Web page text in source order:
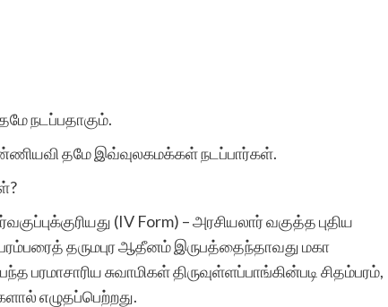
நடப்பதாகும்.
தமே இவ்வுலகமக்கள் நடப்பார்கள்.
(IV Form) – அரசியலார் வகுத்த புதிய
பரம்பரைத் தருமபுர ஆதீனம் இருபத்தைந்தாவது மகா
சுவாமிகள் திருவுள்ளப்பாங்கின்படி சிதம்பரம்,
எழுதப்பெற்றது.
வணக்கம். எண்ணற்ற
தொடர்கதைகளும் பல்வேறு
தலைப்புகளில்
கொட்டிக்கிடக்கின்றன.